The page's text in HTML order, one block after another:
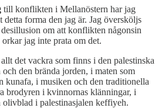
till konflikten i Mellanöstern har jag
forma den jag är. Jag översköljs
om att konflikten någonsin
jag inte prata om det.
det vackra som finns i den palestinska
den brända jorden, i maten som
kunafa, i musiken och den traditionella
brodyren i kvinnornas klänningar, i
i palestinasjalen keffiyeh.